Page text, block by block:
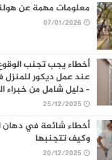
معلومات مهمة عن هولندا
07/01/2026
أخطاء يجب تجنب
– دليل شامل من خبراء
25/12/2025
أخطاء شائعة في دهان
وكيف تتجنبها
20/12/2025